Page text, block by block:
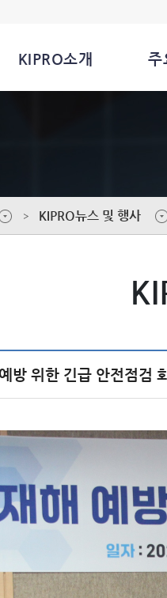
KIPRO소개 주
KIPRO뉴스 및 행사
방 위한 긴급 안전점검